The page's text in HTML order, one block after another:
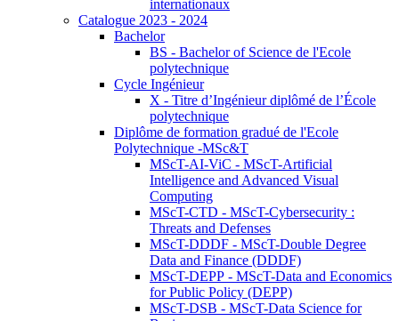
internationaux
Catalogue 2023 - 2024
Bachelor
BS - Bachelor of Science de l'Ecole
polytechnique
Cycle Ingénieur
X - Titre d’Ingénieur diplômé de l’École
polytechnique
Diplôme de formation gradué de l'Ecole
Polytechnique -MSc&T
MScT-AI-ViC - MScT-Artificial
Intelligence and Advanced Visual
Computing
MScT-CTD - MScT-Cybersecurity :
Threats and Defenses
MScT-DDDF - MScT-Double Degree
Data and Finance (DDDF)
MScT-DEPP - MScT-Data and Economics
for Public Policy (DEPP)
MScT-DSB - MScT-Data Science for